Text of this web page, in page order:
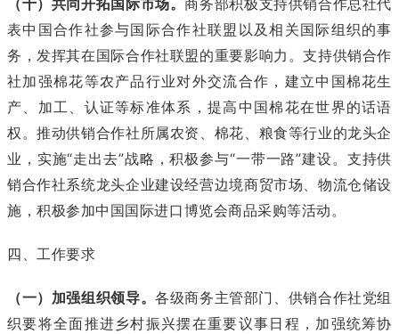
（十）共同开拓国际市场。商务部积极支持供销合作总社代
表中国合作社参与国际合作社联盟以及相关国际组织的事
务，发挥其在国际合作社联盟的重要影响力。支持供销合作
社加强棉花等农产品行业对外交流合作，建立中国棉花生
产、加工、认证等标准体系，提高中国棉花在世界的话语
权。推动供销合作社所属农资、棉花、粮食等行业的龙头企
业，实施“走出去”战略，积极参与“一带一路”建设。支持供
销合作社系统龙头企业建设经营边境商贸市场、物流仓储设
施，积极参加中国国际进口博览会商品采购等活动。
四、工作要求
（一）加强组织领导。各级商务主管部门、供销合作社党组
织要将全面推进乡村振兴摆在重要议事日程，加强统筹协